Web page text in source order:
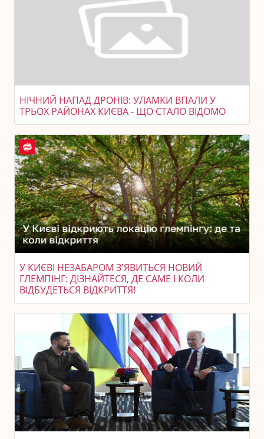
НІЧНИЙ НАПАД ДРОНІВ: УЛАМКИ ВПАЛИ У
ТРЬОХ РАЙОНАХ КИЄВА - ЩО СТАЛО ВІДОМО
У КИЄВІ НЕЗАБАРОМ З'ЯВИТЬСЯ НОВИЙ
ГЛЕМПІНГ: ДІЗНАЙТЕСЯ, ДЕ САМЕ І КОЛИ
ВІДБУДЕТЬСЯ ВІДКРИТТЯ!